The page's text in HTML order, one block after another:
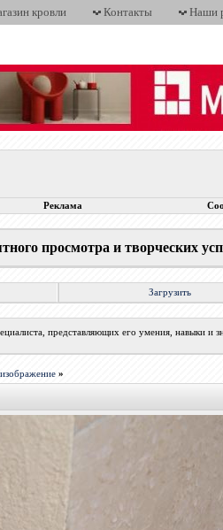
кровли Контакты Наши
Реклама
просмотра и творческих
Загрузить
представляющих его умения, навыки и
»